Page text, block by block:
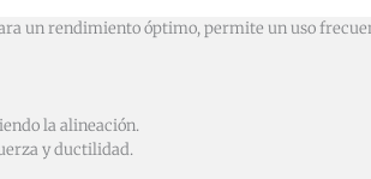
un rendimiento óptimo, permite un uso
la alineación.
y ductilidad.